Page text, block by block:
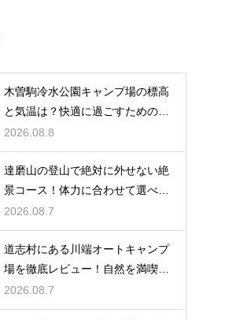
木曽駒冷水公園キャンプ場の標高
と気温は？快適に過ごすための服
装と持ち物
2026.08.8
達磨山の登山で絶対に外せない絶
景コース！体力に合わせて選べる
ルート案内
2026.08.7
道志村にある川端オートキャンプ
場を徹底レビュー！自然を満喫で
きる魅力
2026.08.7